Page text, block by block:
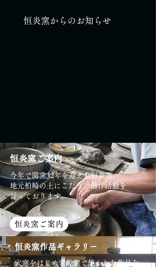
恒炎窯からのお知らせ
恒炎窯ご案内
今年で開窯32年を迎えた恒炎窯。
地元柏崎の土にこだり、創作活動を
​行っております。
恒炎窯ご案内
恒炎窯作品ギャラリー
穴窯をはじめ常設窯で焼かれた作品を